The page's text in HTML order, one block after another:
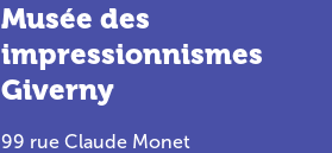
Musée des
impressionnismes
Giverny
99 rue Claude Monet